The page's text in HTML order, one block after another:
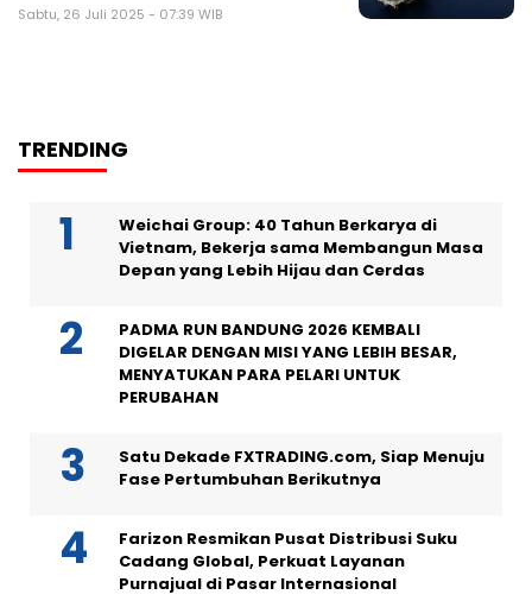
Sabtu, 26 Juli 2025 - 07:39 WIB
TRENDING
Weichai Group: 40 Tahun Berkarya di
Vietnam, Bekerja sama Membangun Masa
Depan yang Lebih Hijau dan Cerdas
PADMA RUN BANDUNG 2026 KEMBALI
DIGELAR DENGAN MISI YANG LEBIH BESAR,
MENYATUKAN PARA PELARI UNTUK
PERUBAHAN
Satu Dekade FXTRADING.com, Siap Menuju
Fase Pertumbuhan Berikutnya
Farizon Resmikan Pusat Distribusi Suku
Cadang Global, Perkuat Layanan
Purnajual di Pasar Internasional